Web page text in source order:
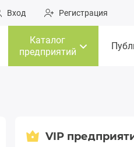
Вход Регистрация
Каталог
предприятий
VIP